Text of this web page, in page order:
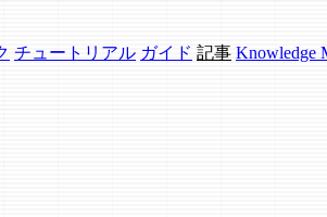
チュートリアル ガイド 記事 Knowledge